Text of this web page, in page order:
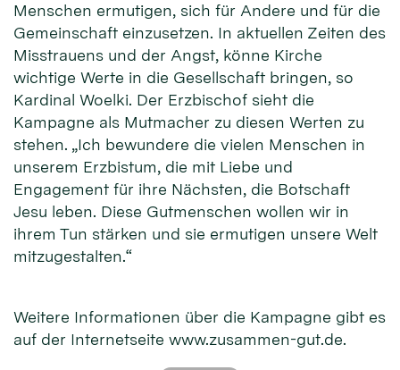
Menschen ermutigen, sich für Andere und für die
Gemeinschaft einzusetzen. In aktuellen Zeiten des
Misstrauens und der Angst, könne Kirche
wichtige Werte in die Gesellschaft bringen, so
Kardinal Woelki. Der Erzbischof sieht die
Kampagne als Mutmacher zu diesen Werten zu
stehen. „Ich bewundere die vielen Menschen in
unserem Erzbistum, die mit Liebe und
Engagement für ihre Nächsten, die Botschaft
Jesu leben. Diese Gutmenschen wollen wir in
ihrem Tun stärken und sie ermutigen unsere Welt
mitzugestalten.“
Weitere Informationen über die Kampagne gibt es
auf der Internetseite www.zusammen-gut.de.